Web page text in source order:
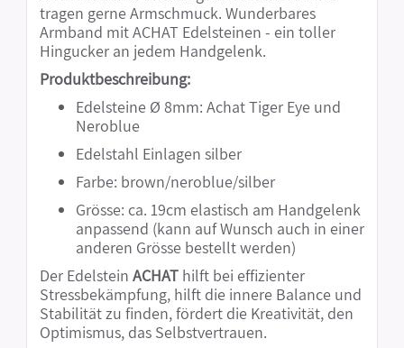
tragen gerne Armschmuck. Wunderbares
Armband mit ACHAT Edelsteinen - ein toller
Hingucker an jedem Handgelenk.
Produktbeschreibung:
Edelsteine Ø 8mm: Achat Tiger Eye und
Neroblue
Edelstahl Einlagen silber
Farbe: brown/neroblue/silber
Grösse: ca. 19cm elastisch am Handgelenk
anpassend (kann auf Wunsch auch in einer
anderen Grösse bestellt werden)
Der Edelstein ACHAT hilft bei effizienter
Stressbekämpfung, hilft die innere Balance und
Stabilität zu finden, fördert die Kreativität, den
Optimismus, das Selbstvertrauen.